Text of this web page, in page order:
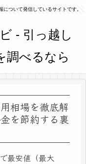
ついて発信しているサイトです。
相場を徹底解
を節約する裏
最安値（最大